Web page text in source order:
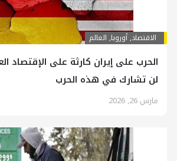
الاقتصاد,أوروبا, العالم
الحرب على إيران كارثة على الإقتصاد
لن تشارك في هذه الحرب
مارس 26, 2026